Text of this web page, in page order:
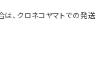
、クロネコヤマトでの発送